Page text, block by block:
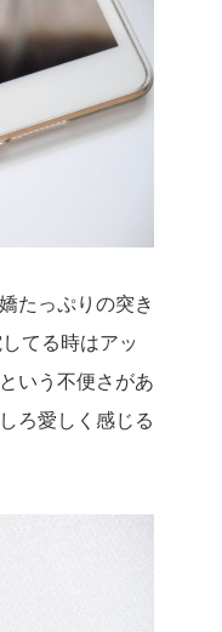
たっぷりの突き
てる時はアッ
いう不便さがあ
ろ愛しく感じる